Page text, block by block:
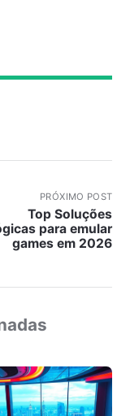
PRÓXIMO POST
Top Soluções
para emular
games em 2026